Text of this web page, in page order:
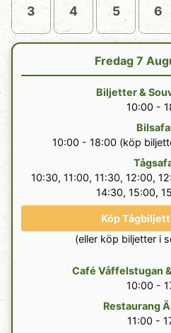
Fredag 7
Biljetter&
10:00 -
10:00 - 18:00 (köp
10:30, 11:00, 11:30, 12:00,
14:30, 15:00,
Köp
(eller köp biljetter i
Café Våffelstugan &
10:00 -
Restaurang
11:00 -
3 4 5 6